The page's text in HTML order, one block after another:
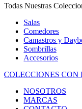
Todas Nuestras
Salas
Comedores
Camastros y
Sombrillas
Accesorios
COLECCIONES CON
NOSOTROS
MARCAS